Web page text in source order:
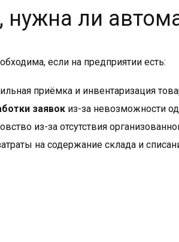
нужна ли
если на предприятии есть:
приёмка и инвентаризация
заявок из-за невозможности
из-за отсутствия
на содержание склада и